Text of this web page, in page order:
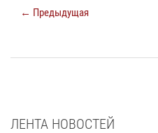
← Предыдущая
ЛЕНТА НОВОСТЕЙ